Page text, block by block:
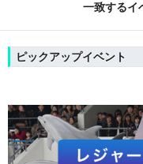
一致するイ
ピックアップイベント